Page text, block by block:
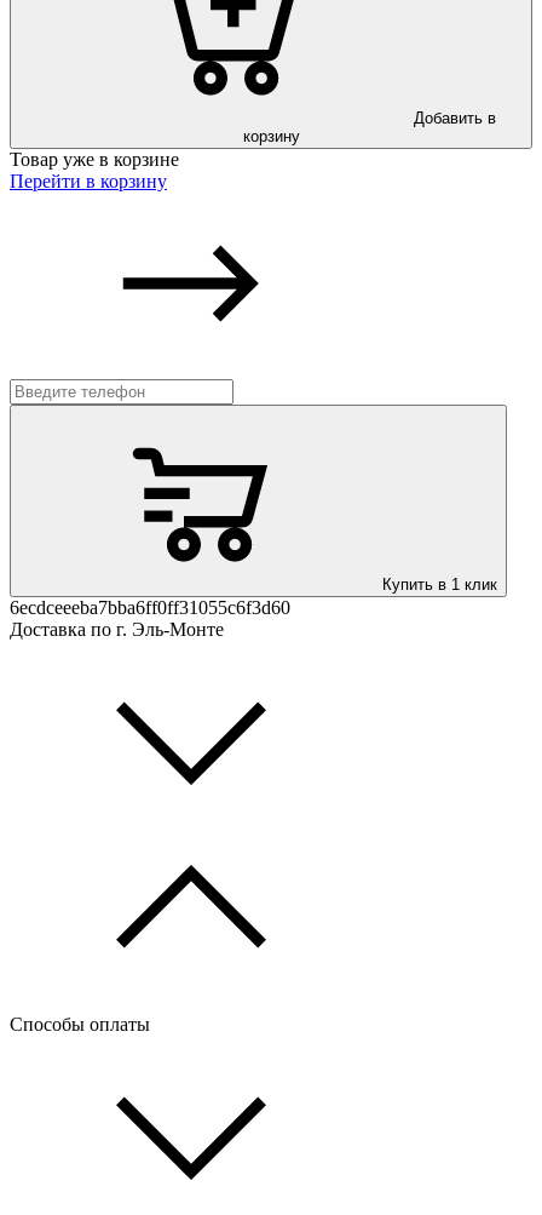
корзину
Товар уже в корзине
Перейти в корзину
Купить в 1 клик
6ecdceeeba7bba6ff0ff31055c6f3d60
Доставка по г. Эль-Монте
Способы оплаты